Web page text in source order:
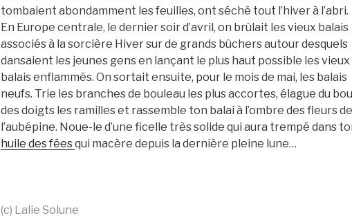
tombaient abondamment les feuilles, ont séché tout l’hiver à l’abri.
En Europe centrale, le dernier soir d’avril, on brûlait les vieux balais
associés à la sorcière Hiver sur de grands bûchers autour desquels
dansaient les jeunes gens en lançant le plus haut possible les vieux
balais enflammés. On sortait ensuite, pour le mois de mai, les balais
neufs. Trie les branches de bouleau les plus accortes, élague du
des doigts les ramilles et rassemble ton balai à l’ombre des fleurs de
l’aubépine. Noue-le d’une ficelle très solide qui aura trempé dans
huile des féesqui macère depuis la dernière pleine lune…
(c) Lalie Solune